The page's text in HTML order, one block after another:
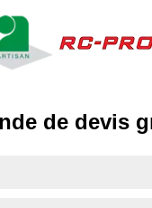
de devis